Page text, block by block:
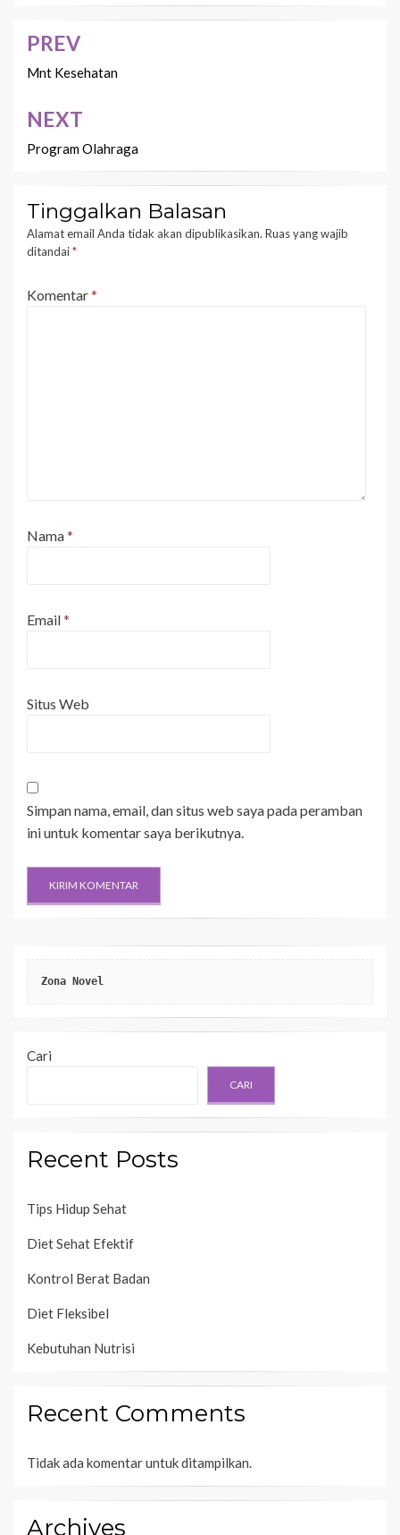
Navigasi
pos
PREV
Mnt Kesehatan
NEXT
Program Olahraga
Tinggalkan Balasan
Alamat email Anda tidak akan dipublikasikan. Ruas yang wajib
ditandai*
Komentar*
Nama*
Email*
Situs Web
Simpan nama, email, dan situs web saya pada peramban
ini untuk komentar saya berikutnya.
Zona Novel
Cari
CARI
Recent Posts
Tips Hidup Sehat
Diet Sehat Efektif
Kontrol Berat Badan
Diet Fleksibel
Kebutuhan Nutrisi
Recent Comments
Tidak ada komentar untuk ditampilkan.
Archives